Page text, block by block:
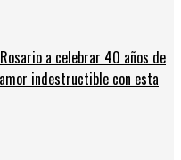
a celebrar 40 años de
indestructible con esta